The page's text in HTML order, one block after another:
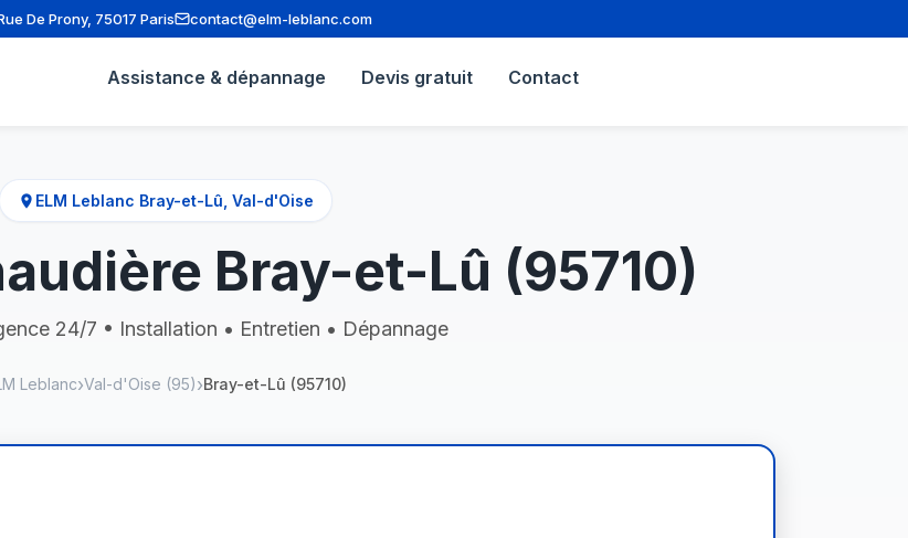
De Prony, 75017 Paris contact@elm-leblanc.com
Assistance & dépannage Devis gratuit Contact
ELM Leblanc Bray-et-Lû, Val-d'Oise
Bray-et-Lû (95710)
24/7 • Installation • Entretien • Dépannage
Leblanc Val-d'Oise (95) Bray-et-Lû (95710)